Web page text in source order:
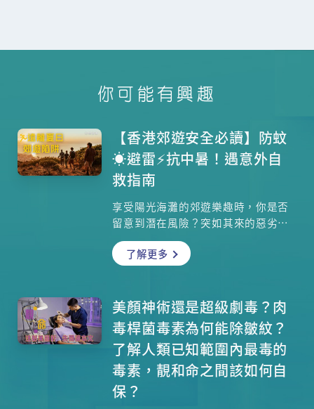
你可能有興趣
【香港郊遊安全必讀】防蚊
☀️避雷⚡️抗中暑！遇意外自
救指南
享受陽光海灘的郊遊樂趣時，你是否
留意到潛在風險？突如其來的惡劣天
氣、中暑危機、甚至蚊蟲叮咬，都可
能讓輕鬆的郊遊演變成急症室之旅。
專業應對策略，助你安全出行。
了解更多
美顏神術還是超級劇毒？肉
毒桿菌毒素為何能除皺紋？
了解人類已知範圍內最毒的
毒素，靚和命之間該如何自
保？